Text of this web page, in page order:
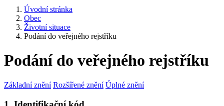
Úvodní stránka
Obec
Životní situace
Podání do veřejného rejstříku
Podání do veřejného rejstříku
Základní znění Rozšířené znění Úplné znění